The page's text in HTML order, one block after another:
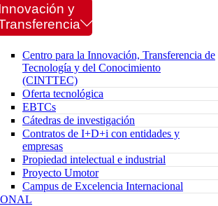
y
Centro para la Innovación, Transferencia de
Tecnología y del Conocimiento
(CINTTEC)
Oferta tecnológica
EBTCs
Cátedras de investigación
Contratos de I+D+i con entidades y
empresas
Propiedad intelectual e industrial
Proyecto Umotor
Campus de Excelencia Internacional